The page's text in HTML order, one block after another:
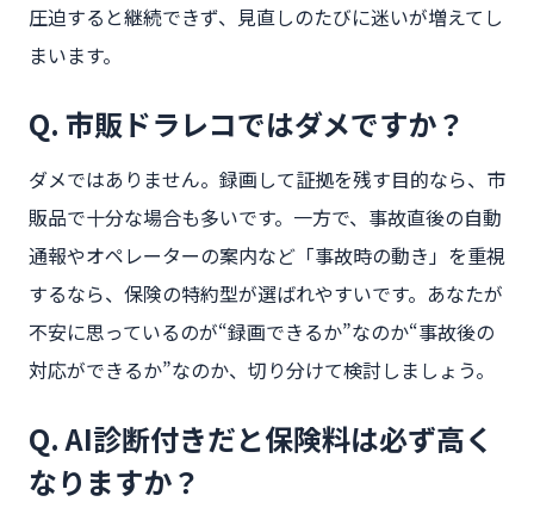
圧迫すると継続できず、見直しのたびに迷いが増えてし
まいます。
Q. 市販ドラレコではダメですか？
ダメではありません。録画して証拠を残す目的なら、市
販品で十分な場合も多いです。一方で、事故直後の自動
通報やオペレーターの案内など「事故時の動き」を重視
するなら、保険の特約型が選ばれやすいです。あなたが
不安に思っているのが“録画できるか”なのか“事故後の
対応ができるか”なのか、切り分けて検討しましょう。
Q. AI診断付きだと保険料は必ず高く
なりますか？